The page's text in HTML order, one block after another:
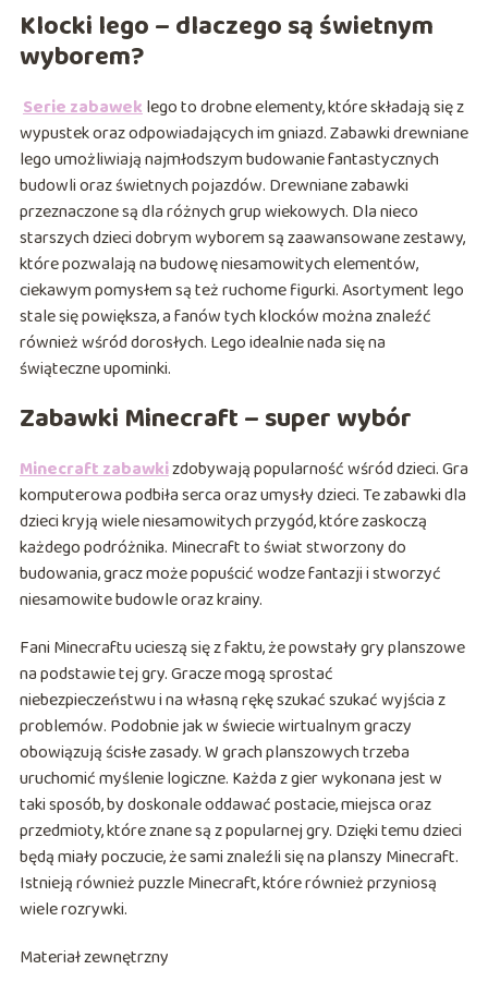
Klocki lego – dlaczego są świetnym
wyborem?
Serie zabaweklego to drobne elementy, które składają się z
wypustek oraz odpowiadających im gniazd. Zabawki drewniane
lego umożliwiają najmłodszym budowanie fantastycznych
budowli oraz świetnych pojazdów. Drewniane zabawki
przeznaczone są dla różnych grup wiekowych. Dla nieco
starszych dzieci dobrym wyborem są zaawansowane zestawy,
które pozwalają na budowę niesamowitych elementów,
ciekawym pomysłem są też ruchome figurki. Asortyment lego
stale się powiększa, a fanów tych klocków można znaleźć
również wśród dorosłych. Lego idealnie nada się na
świąteczne upominki.
Zabawki Minecraft – super wybór
Minecraft zabawkizdobywają popularność wśród dzieci. Gra
komputerowa podbiła serca oraz umysły dzieci. Te zabawki dla
dzieci kryją wiele niesamowitych przygód, które zaskoczą
każdego podróżnika. Minecraft to świat stworzony do
budowania, gracz może popuścić wodze fantazji i stworzyć
niesamowite budowle oraz krainy.
Fani Minecraftu ucieszą się z faktu, że powstały gry planszowe
na podstawie tej gry. Gracze mogą sprostać
niebezpieczeństwu i na własną rękę szukać szukać wyjścia z
problemów. Podobnie jak w świecie wirtualnym graczy
obowiązują ścisłe zasady. W grach planszowych trzeba
uruchomić myślenie logiczne. Każda z gier wykonana jest w
taki sposób, by doskonale oddawać postacie, miejsca oraz
przedmioty, które znane są z popularnej gry. Dzięki temu dzieci
będą miały poczucie, że sami znaleźli się na planszy Minecraft.
Istnieją również puzzle Minecraft, które również przyniosą
wiele rozrywki.
Materiał zewnętrzny